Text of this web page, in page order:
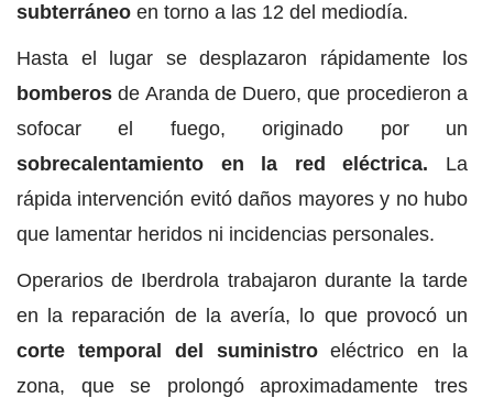
subterráneo en torno a las 12 del mediodía.
Hasta el lugar se desplazaron rápidamente los
bomberosde Aranda de Duero, que procedieron a
sofocar el fuego, originado por un
sobrecalentamiento en la red eléctrica. La
rápida intervención evitó daños mayores y no hubo
que lamentar heridos ni incidencias personales.
Operarios de Iberdrola trabajaron durante la tarde
en la reparación de la avería, lo que provocó un
corte temporal del suministroeléctrico en la
zona, que se prolongó aproximadamente tres